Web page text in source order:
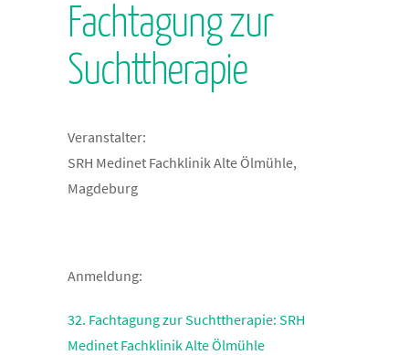
Fachtagung zur
Suchttherapie
Veranstalter:
SRH Medinet Fachklinik Alte Ölmühle,
Magdeburg
Anmeldung:
32. Fachtagung zur Suchttherapie: SRH
Medinet Fachklinik Alte Ölmühle